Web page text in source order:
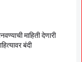
माहिती देणारी
बंदी